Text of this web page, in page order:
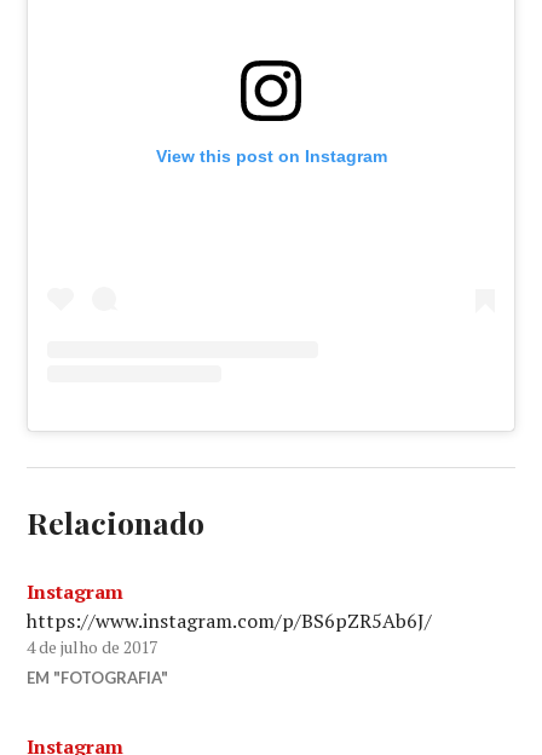
View this post on Instagram
Relacionado
Instagram
https://www.instagram.com/p/BS6pZR5Ab6J/
4 de julho de 2017
EM "FOTOGRAFIA"
Instagram